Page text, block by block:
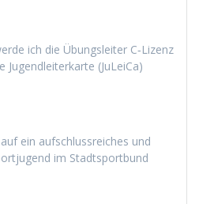
ich die Übungsleit­er C‑Lizenz
(JuLe­iCa)
ein auf­schlussre­ich­es und
im Stadt­sport­bund